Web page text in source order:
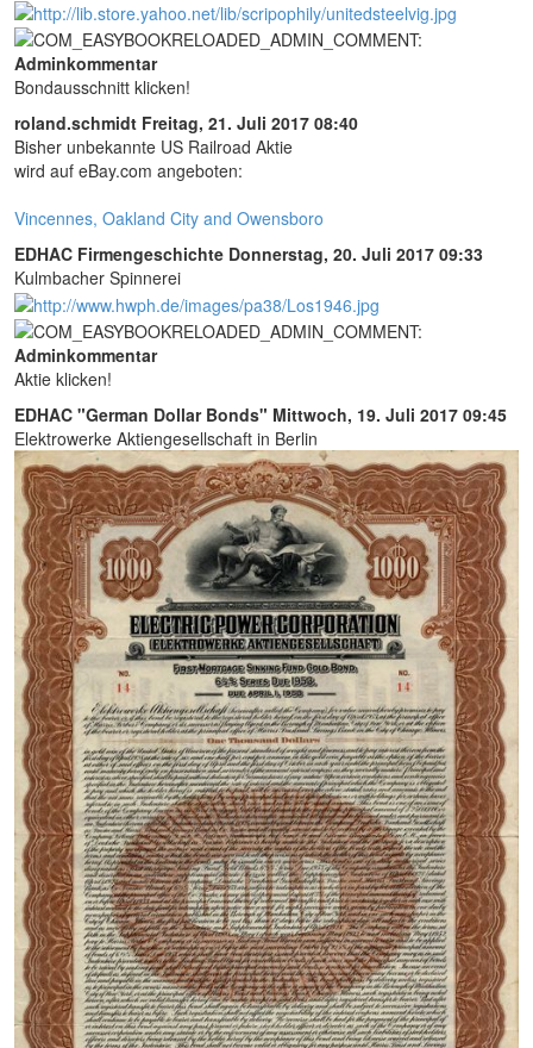
Adminkommentar
Bondausschnitt klicken!
roland.schmidt Freitag, 21. Juli 2017 08:40
Bisher unbekannte US Railroad Aktie
wird auf eBay.com angeboten:
Vincennes, Oakland City and Owensboro
EDHAC Firmengeschichte Donnerstag, 20. Juli 2017 09:33
Kulmbacher Spinnerei
Adminkommentar
Aktie klicken!
EDHAC "German Dollar Bonds" Mittwoch, 19. Juli 2017 09:45
Elektrowerke Aktiengesellschaft in Berlin